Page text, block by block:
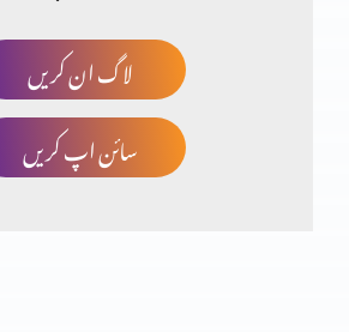
خدا کا منضوبہ
لاگ ان کریں
سائن اپ کریں